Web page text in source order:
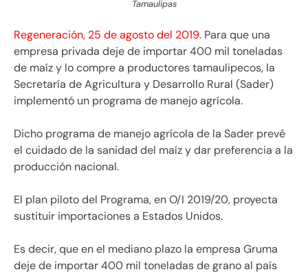
Tamaulipas
Regeneración, 25 de agosto del 2019. Para que una
empresa privada deje de importar 400 mil toneladas
de maíz y lo compre a productores tamaulipecos, la
Secretaría de Agricultura y Desarrollo Rural (Sader)
implementó un programa de manejo agrícola.
Dicho programa de manejo agrícola de la Sader prevé
el cuidado de la sanidad del maíz y dar preferencia a la
producción nacional.
El plan piloto del Programa, en O/I 2019/20, proyecta
sustituir importaciones a Estados Unidos.
Es decir, que en el mediano plazo la empresa Gruma
deje de importar 400 mil toneladas de grano al país